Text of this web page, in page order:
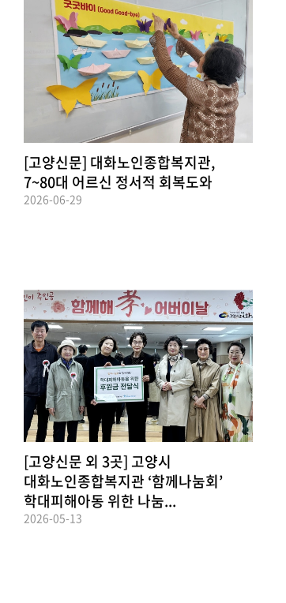
[고양신문] 대화노인종합복지관,
7~80대 어르신 정서적 회복도와
2026-06-29
[고양신문 외 3곳] 고양시
대화노인종합복지관 ‘함께나눔회’
학대피해아동 위한 나눔...
2026-05-13